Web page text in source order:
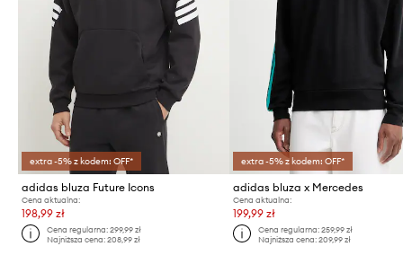
extra -5% z kodem: OFF*
adidas bluza Future Icons
Cena aktualna:
198,99 zł
Cena regularna:299,99 zł
Najniższa cena:208,99 zł
extra -5% z kodem: OFF*
adidas bluza x Mercedes
Cena aktualna:
199,99 zł
Cena regularna: 259,99 zł
Najniższa cena: 209,99 zł